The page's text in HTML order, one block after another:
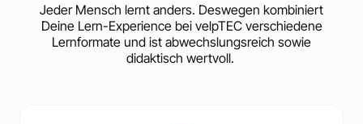
Jeder Mensch lernt anders. Deswegen kombiniert
Deine Lern-Experience bei velpTEC verschiedene
Lernformate und ist abwechslungsreich sowie
didaktisch wertvoll.